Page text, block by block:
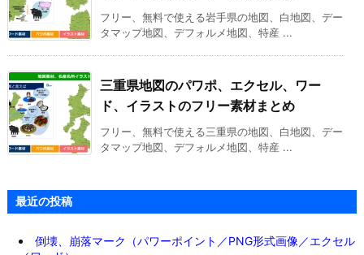
フリー、無料で使える岩手県の地図、白地図、デー
タマップ地図、デフォルメ地図、特産 ...
三重県地図のパワポ、エクセル、ワー
ド、イラストのフリー素材まとめ
フリー、無料で使える三重県の地図、白地図、デー
タマップ地図、デフォルメ地図、特産 ...
最近の投稿
倒壊、崩落マーク（パワーポイント／PNG形式画像／エクセル